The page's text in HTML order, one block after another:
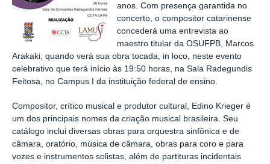
anos. Com presença garantida no
concerto, o compositor catarinense
concederá uma entrevista ao
maestro titular da OSUFPB, Marcos
Arakaki, quando verá sua obra tocada, in loco, neste evento
celebrativo que terá início às 19:50 horas, na Sala Radegundis
Feitosa, no Campus I da instituição federal de ensino.
Compositor, crítico musical e produtor cultural, Edino Krieger é
um dos principais nomes da criação musical brasileira. Seu
catálogo inclui diversas obras para orquestra sinfônica e de
câmara, oratório, música de câmara, obras para coro e para
vozes e instrumentos solistas, além de partituras incidentais